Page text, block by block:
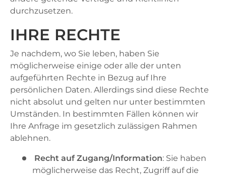
durchzusetzen.
IHRE RECHTE
Je nachdem, wo Sie leben, haben Sie
möglicherweise einige oder alle der unten
aufgeführten Rechte in Bezug auf Ihre
persönlichen Daten. Allerdings sind diese Rechte
nicht absolut und gelten nur unter bestimmten
Umständen. In bestimmten Fällen können wir
Ihre Anfrage im gesetzlich zulässigen Rahmen
ablehnen.
Recht auf Zugang/Information: Sie haben
möglicherweise das Recht, Zugriff auf die